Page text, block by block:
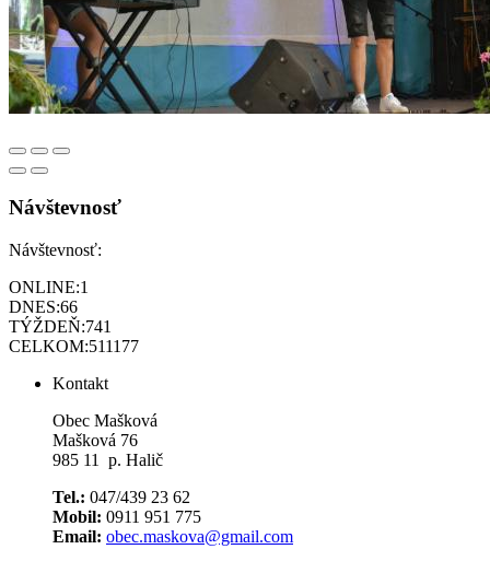
Návštevnosť
Návštevnosť:
ONLINE:1
DNES:66
TÝŽDEŇ:741
CELKOM:511177
Kontakt
Obec Mašková
Mašková 76
985 11 p. Halič
Tel.: 047/439 23 62
Mobil: 0911 951 775
Email: obec.maskova@gmail.com